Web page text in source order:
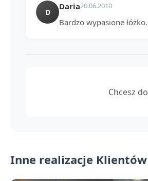
D
Daria20.06.2010
Bardzo wypasione
Chcesz
Inne realizacje Klientów